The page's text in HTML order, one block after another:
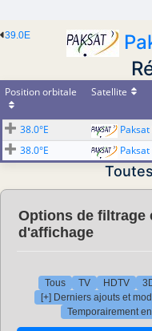
39.0E
Position orbitale Satellite
38.0°E
38.0°E
Paksat
Options de filtrage
d'affichage
Tous TV HDTV
[+] Derniers ajouts et
Temporairement